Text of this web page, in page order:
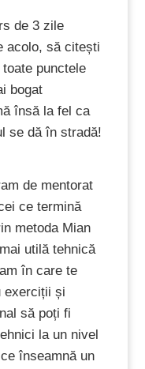
de 3 zile
acolo, să citești
punctele
bogat
însă la fel ca
se dă în stradă!
de mentorat
ce termină
metoda Mian
utilă tehnică
în care te
exerciții și
să poți fi
la un nivel
înseamnă un